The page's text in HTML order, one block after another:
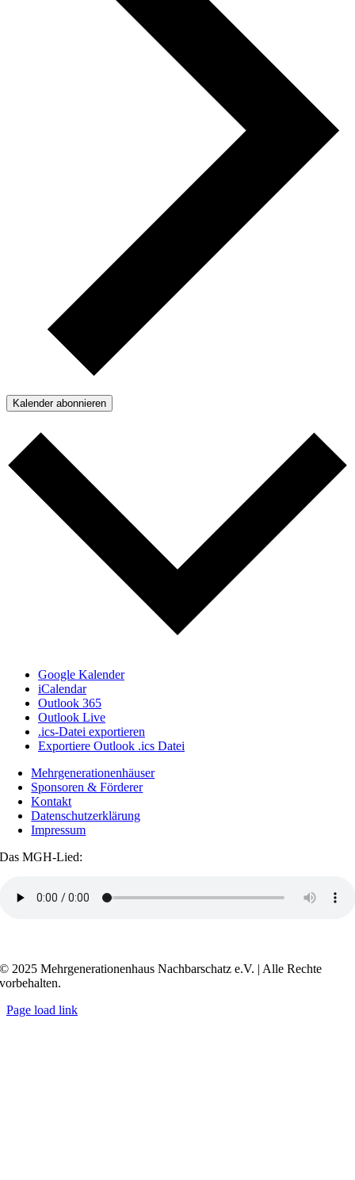
Kalender abonnieren
Google Kalender
iCalendar
Outlook 365
Outlook Live
.ics-Datei exportieren
Exportiere Outlook .ics Datei
Mehrgenerationenhäuser
Sponsoren & Förderer
Kontakt
Datenschutzerklärung
Impressum
Das MGH-Lied:
© 2025 Mehrgenerationenhaus Nachbarschatz e.V. | Alle Rechte
vorbehalten.
Page load link